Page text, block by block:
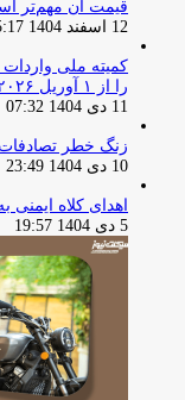
قیمت آن مهم‌تر
12 اسفند 1404 15:17
کمیته ملی
را از ۱ آوریل ۲۰۲۶ ممنوع کرد
11 دی 1404 07:32
زنگ خطر تصادفات
10 دی 1404 23:49
اهدای کلاه ایمنی
5 دی 1404 19:57